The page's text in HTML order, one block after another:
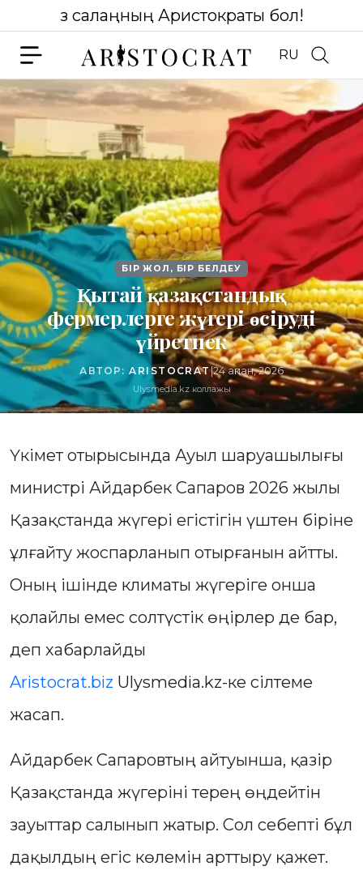
Өз салаңның Аристократы бол!
RU
БІР ЖОЛ, БІР БЕЛДЕУ
Қытай қазақстандық
фермерлерге жүгері өсіруді
үйретпек
АВТОР:ARISTOCRAT|24 ақпан, 2026
Ulysmedia.kz коллажы
Үкімет отырысында Ауыл шаруашылығы
министрі Айдарбек Сапаров 2026 жылы
Қазақстанда жүгері егістігін үштен біріне
ұлғайту жоспарланып отырғанын айтты.
Оның ішінде климаты жүгеріге онша
қолайлы емес солтүстік өңірлер де бар,
деп хабарлайды
Aristocrat.biz Ulysmedia.kz-ке сілтеме
жасап.
Айдарбек Сапаровтың айтуынша, қазір
Қазақстанда жүгеріні терең өңдейтін
зауыттар салынып жатыр. Сол себепті бұл
дақылдың егіс көлемін арттыру қажет.